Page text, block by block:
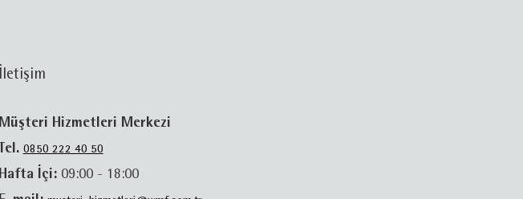
İletişim
Müşteri Hizmetleri Merkezi
Tel. 0850 222 40 50
Hafta İçi: 09:00 - 18:00